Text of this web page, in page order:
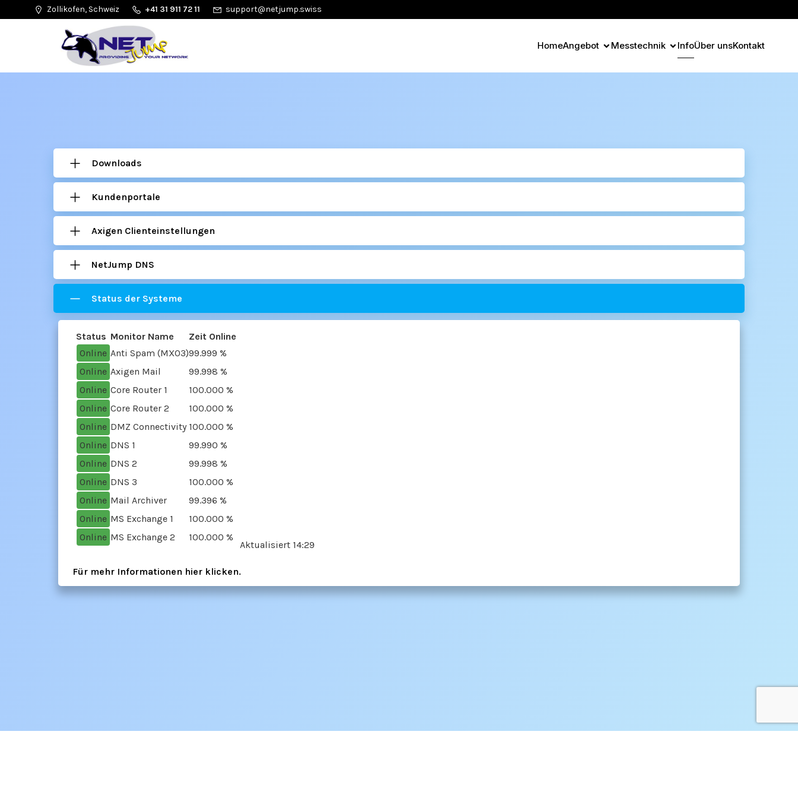
Zollikofen, Schweiz +41 31 911 72 11 support@netjump.swiss
HomeAngebot Messtechnik InfoÜber unsKontakt
Downloads
Kundenportale
Axigen Clienteinstellungen
NetJump DNS
Status der Systeme
Status Monitor Name
Zeit Online
Online Anti Spam (MX03)99.999 %
Online Axigen Mail
99.998 %
Online Core Router 1
100.000 %
Online Core Router 2
100.000 %
Online DMZ Connectivity 100.000 %
Online DNS 1
99.990 %
Online DNS 2
99.998 %
Online DNS 3
100.000 %
Online Mail Archiver
99.396 %
Online MS Exchange 1
100.000 %
Online MS Exchange 2 100.000 %
Aktualisiert 14:29
Für mehr Informationen hier klicken.